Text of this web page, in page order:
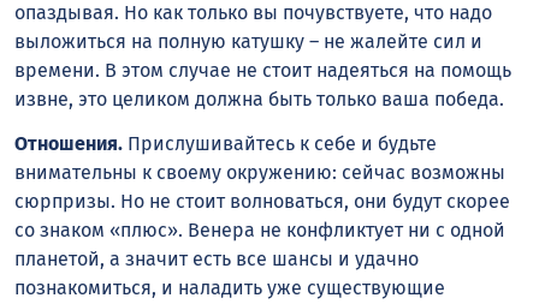
опаздывая. Но как только вы почувствуете, что надо
выложиться на полную катушку – не жалейте сил и
времени. В этом случае не стоит надеяться на помощь
извне, это целиком должна быть только ваша победа.
Отношения. Прислушивайтесь к себе и будьте
внимательны к своему окружению: сейчас возможны
сюрпризы. Но не стоит волноваться, они будут скорее
со знаком «плюс». Венера не конфликтует ни с одной
планетой, а значит есть все шансы и удачно
познакомиться, и наладить уже существующие